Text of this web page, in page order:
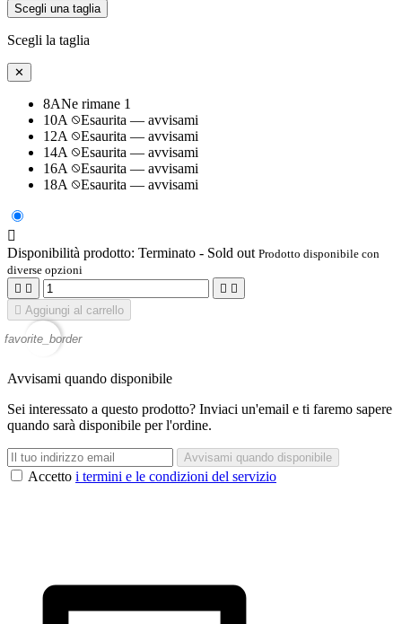
Scegli una taglia
Scegli la taglia
✕
8ANe rimane 1
10A
Esaurita — avvisami
12A
Esaurita — avvisami
14A
Esaurita — avvisami
16A
Esaurita — avvisami
18A
Esaurita — avvisami

Disponibilità prodotto: Terminato - Sold out Prodotto disponibile con
diverse opzioni
   
 Aggiungi al carrello
favorite_border
Avvisami quando disponibile
Sei interessato a questo prodotto? Inviaci un'email e ti faremo sapere
quando sarà disponibile per l'ordine.
Avvisami quando disponibile
Accetto i termini e le condizioni del servizio